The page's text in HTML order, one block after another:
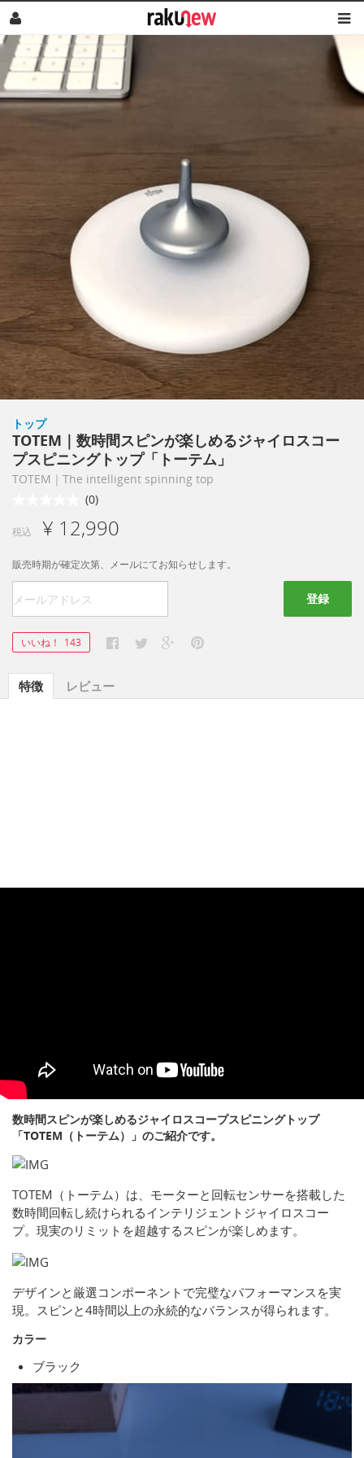
トップ
TOTEM｜数時間スピンが楽しめるジャイロスコー
プスピニングトップ「トーテム」
TOTEM｜The intelligent spinning top
(0)
税込 ¥ 12,990
販売時期が確定次第、メールにてお知らせします。
登録
いいね！ 143
特徴 レビュー
数時間スピンが楽しめるジャイロスコープスピニングトップ
「TOTEM（トーテム）」のご紹介です。
TOTEM（トーテム）は、モーターと回転センサーを搭載した
数時間回転し続けられるインテリジェントジャイロスコー
プ。現実のリミットを超越するスピンが楽しめます。
デザインと厳選コンポーネントで完璧なパフォーマンスを実
現。スピンと4時間以上の永続的なバランスが得られます。
カラー
ブラック